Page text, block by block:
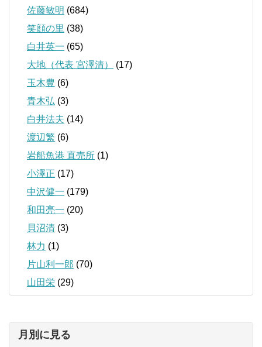
佐藤敏明 (684)
笑顔の里 (38)
白井英一 (65)
大地（代表 宮澤清）
(17)
玉木豊 (6)
青木弘 (3)
白井法夫 (14)
渡辺繁 (6)
岩船魚港 直売所 (1)
小澤正 (17)
中沢健一 (179)
和田亮一 (20)
貝沼清 (3)
林力 (1)
片山利一郎 (70)
山田栄 (29)
月別に見る